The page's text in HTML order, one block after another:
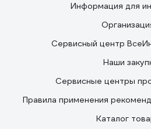
Информация для
Сервисный центр
Наши
Сервисные центры
Правила применения
Каталог